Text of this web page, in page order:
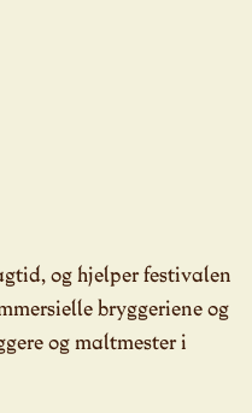
og hjelper festivalen
bryggeriene og
og maltmester i